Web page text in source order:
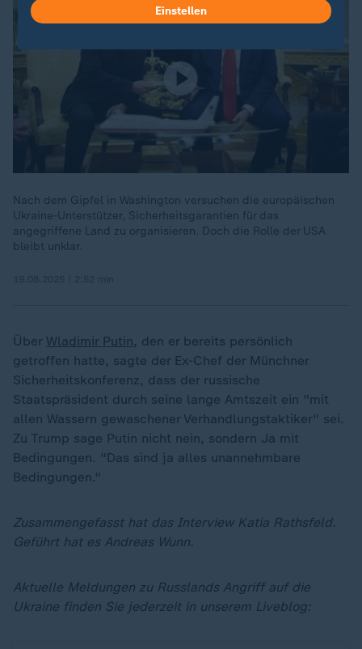
Nach dem Gipfel in Washington versuchen die europäischen
Ukraine-Unterstützer, Sicherheitsgarantien für das
angegriffene Land zu organisieren. Doch die Rolle der USA
bleibt unklar.
Über Wladimir Putin, den er bereits persönlich
getroffen hatte, sagte der Ex-Chef der Münchner
Sicherheitskonferenz, dass der russische
Staatspräsident durch seine lange Amtszeit ein "mit
allen Wassern gewaschener Verhandlungstaktiker" sei.
Zu Trump sage Putin nicht nein, sondern Ja mit
Bedingungen. "Das sind ja alles unannehmbare
Bedingungen."
Zusammengefasst hat das Interview Katia Rathsfeld.
Geführt hat es Andreas Wunn.
Aktuelle Meldungen zu Russlands Angriff auf die
Ukraine finden Sie jederzeit in unserem Liveblog:
Einstellen